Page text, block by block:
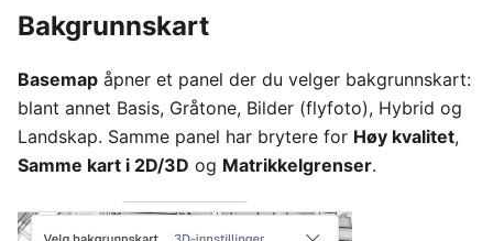
Bakgrunnskart
Basemap åpner et panel der du velger bakgrunnskart:
blant annet Basis, Gråtone, Bilder (flyfoto), Hybrid og
Landskap. Samme panel har brytere for Høy kvalitet,
Samme kart i 2D/3D og Matrikkelgrenser.